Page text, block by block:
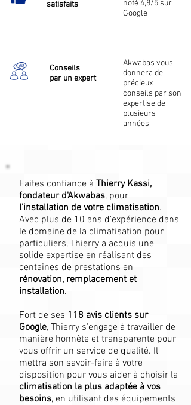
satisfaits
noté 4,8/5 sur
Google
Conseils
par un expert
Akwabas vous
donnera de
précieux
conseils par son
expertise de
plusieurs
années
Faites confiance à Thierry Kassi,
fondateur d'Akwabas, pour
l'installation de votre climatisation.
Avec plus de 10 ans d'expérience dans
le domaine de la climatisation pour
particuliers, Thierry a acquis une
solide expertise en réalisant des
centaines de prestations en
rénovation, remplacement et
installation.
Fort de ses 118 avis clients sur
Google, Thierry s'engage à travailler de
manière honnête et transparente pour
vous offrir un service de qualité. Il
mettra son savoir-faire à votre
disposition pour vous aider à choisir la
climatisation la plus adaptée à vos
besoins, en utilisant des équipements